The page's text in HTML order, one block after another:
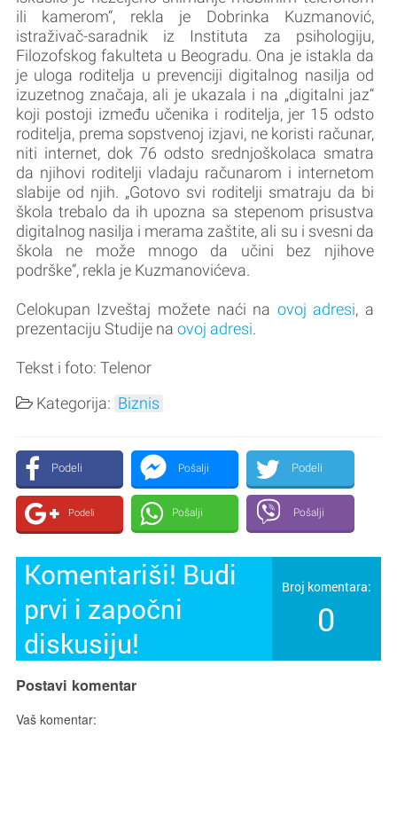
ili kamerom“, rekla je Dobrinka Kuzmanović,
istraživač-saradnik iz Instituta za psihologiju,
Filozofskog fakulteta u Beogradu. Ona je istakla da
je uloga roditelja u prevenciji digitalnog nasilja od
izuzetnog značaja, ali je ukazala i na „digitalni jaz“
koji postoji između učenika i roditelja, jer 15 odsto
roditelja, prema sopstvenoj izjavi, ne koristi računar,
niti internet, dok 76 odsto srednjoškolaca smatra
da njihovi roditelji vladaju računarom i internetom
slabije od njih. „Gotovo svi roditelji smatraju da bi
škola trebalo da ih upozna sa stepenom prisustva
digitalnog nasilja i merama zaštite, ali su i svesni da
škola ne može mnogo da učini bez njihove
podrške“, rekla je Kuzmanovićeva.
Celokupan Izveštaj možete naći na ovoj adresi, a
prezentaciju Studije na ovoj adresi.
Tekst i foto: Telenor
Kategorija: Biznis
Podeli Pošalji Podeli
Podeli Pošalji Pošalji
Komentariši! Budi
prvi i započni
diskusiju!
Broj komentara:
0
Postavi komentar
Vaš komentar: